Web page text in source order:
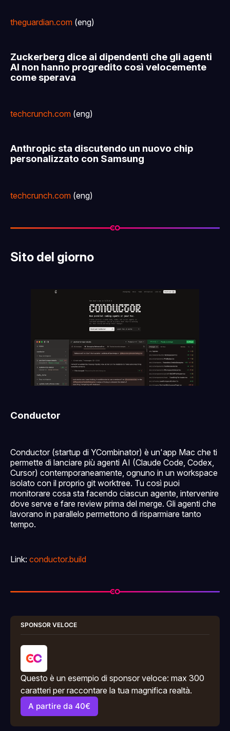
theguardian.com (eng)
Zuckerberg dice ai dipendenti che gli agenti
AI non hanno progredito così velocemente
come sperava
techcrunch.com (eng)
Anthropic sta discutendo un nuovo chip
personalizzato con Samsung
techcrunch.com (eng)
Sito del giorno
Conductor
Conductor (startup di YCombinator) è un'app Mac che ti
permette di lanciare più agenti AI (Claude Code, Codex,
Cursor) contemporaneamente, ognuno in un workspace
isolato con il proprio git worktree. Tu così puoi
monitorare cosa sta facendo ciascun agente, intervenire
dove serve e fare review prima del merge. Gli agenti che
lavorano in parallelo permettono di risparmiare tanto
tempo.
Link: conductor.build
SPONSOR VELOCE
Questo è un esempio di sponsor veloce: max 300
caratteri per raccontare la tua magnifica realtà.
A partire da 40€